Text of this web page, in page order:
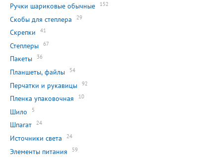
Ручки шариковые обычные 152
Скобы для степлера 29
Скрепки 41
Степлеры 67
Пакеты 36
Планшеты, файлы 54
Перчатки и рукавицы 92
Пленка упаковочная 10
Шило 5
Шпагат 24
Источники света 24
Элементы питания 59